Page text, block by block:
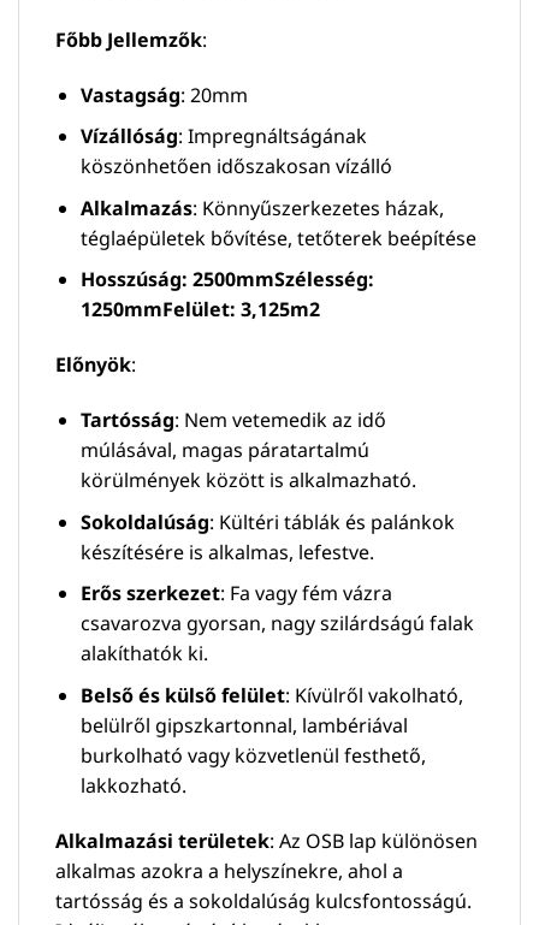
Főbb Jellemzők:
Vastagság: 20mm
Vízállóság: Impregnáltságának
köszönhetően időszakosan vízálló
Alkalmazás: Könnyűszerkezetes házak,
téglaépületek bővítése, tetőterek beépítése
Hosszúság: 2500mmSzélesség:
1250mmFelület: 3,125m2
Előnyök:
Tartósság: Nem vetemedik az idő
múlásával, magas páratartalmú
körülmények között is alkalmazható.
Sokoldalúság: Kültéri táblák és palánkok
készítésére is alkalmas, lefestve.
Erős szerkezet: Fa vagy fém vázra
csavarozva gyorsan, nagy szilárdságú falak
alakíthatók ki.
Belső és külső felület: Kívülről vakolható,
belülről gipszkartonnal, lambériával
burkolható vagy közvetlenül festhető,
lakkozható.
Alkalmazási területek: Az OSB lap különösen
alkalmas azokra a helyszínekre, ahol a
tartósság és a sokoldalúság kulcsfontosságú.